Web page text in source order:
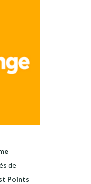
de
Points